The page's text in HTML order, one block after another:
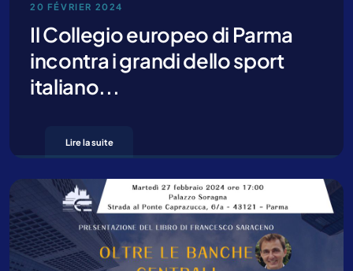
20 FÉVRIER 2024
Il Collegio europeo di Parma
incontra i grandi dello sport
italiano...
Lire la suite